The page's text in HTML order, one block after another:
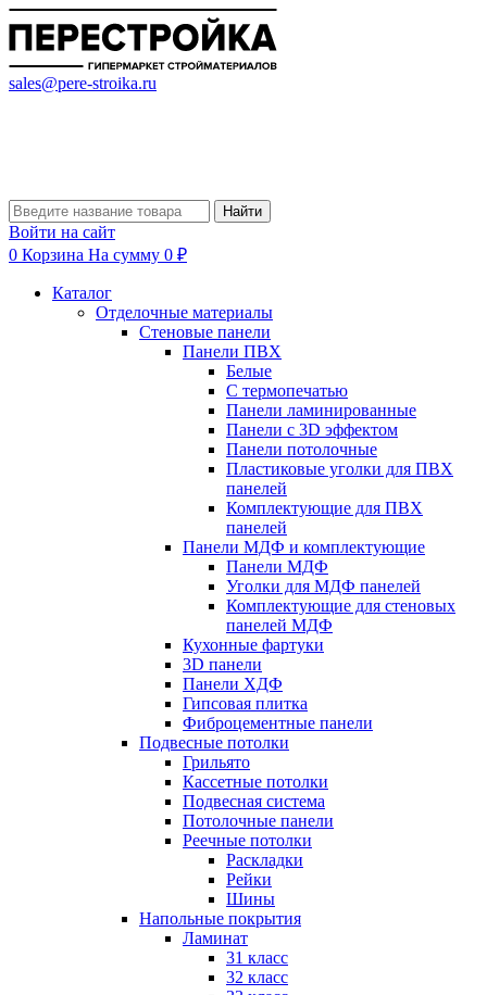
sales@pere-stroika.ru
Найти
Войти на сайт
0 Корзина На сумму 0 ₽
Каталог
Отделочные материалы
Стеновые панели
Панели ПВХ
Белые
С термопечатью
Панели ламинированные
Панели с 3D эффектом
Панели потолочные
Пластиковые уголки для ПВХ
панелей
Комплектующие для ПВХ
панелей
Панели МДФ и комплектующие
Панели МДФ
Уголки для МДФ панелей
Комплектующие для стеновых
панелей МДФ
Кухонные фартуки
3D панели
Панели ХДФ
Гипсовая плитка
Фиброцементные панели
Подвесные потолки
Грильято
Кассетные потолки
Подвесная система
Потолочные панели
Реечные потолки
Раскладки
Рейки
Шины
Напольные покрытия
Ламинат
31 класс
32 класс